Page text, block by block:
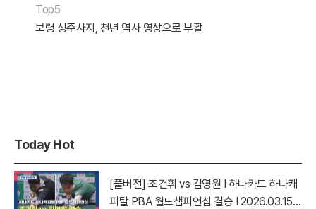
Top5
보령 성주사지, 천년 역사 영상으로 부활
Today Hot
[풀버전] 조건휘 vs 김영원 I 하나카드 하나캐
피탈 PBA 월드챔피언십 결승 I 2026.03.15